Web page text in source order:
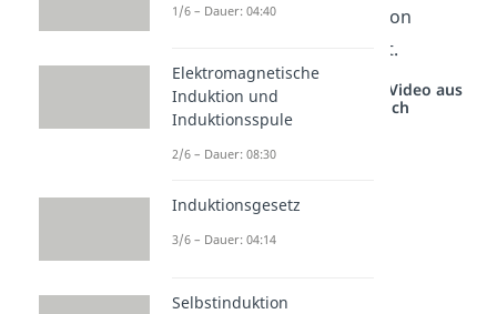
Summe der Gleichungen von
Masche 1 und Masche 2 ist.
Studyflix vernetzt: Hier ein Video aus
einem anderen Bereich
1/6 – Dauer: 04:40
Elektromagnetische
Induktion und
Induktionsspule
2/6 – Dauer: 08:30
Induktionsgesetz
3/6 – Dauer: 04:14
Selbstinduktion